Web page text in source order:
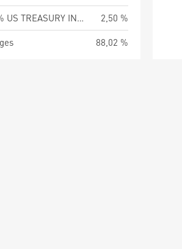
1,375% US TREASURY INFL. LINKED 15.02.2044
2,50 %
88,02 %